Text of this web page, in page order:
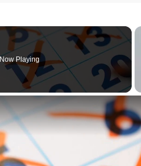
Now Playing